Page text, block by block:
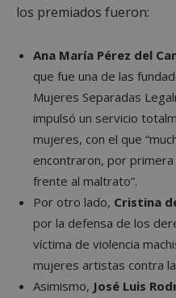
los premiados fueron:
Ana María Pérez del
que fue una de las
Mujeres Separadas
impulsó un servicio
mujeres, con el que
encontraron, por
frente al maltrato”.
Por otro lado, Cristina
por la defensa de los
víctima de violencia
mujeres artistas contra
Asimismo, José Luis